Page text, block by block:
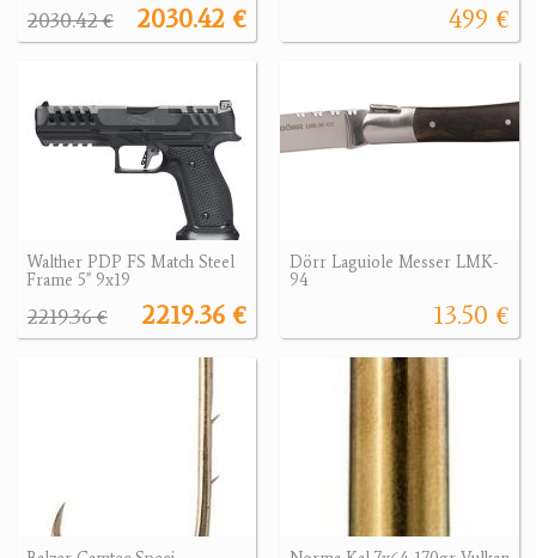
2030.42 €
2030.42 € 499 €
Walther PDP FS Match Steel
Frame 5" 9x19
2219.36 €
2219.36 €
Dörr Laguiole Messer LMK-
94
13.50 €